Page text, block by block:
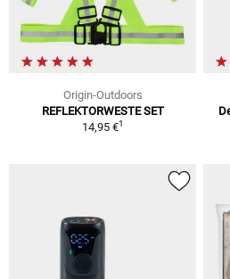
Origin-Outdoors
REFLEKTORWESTE SET
14,95 €1